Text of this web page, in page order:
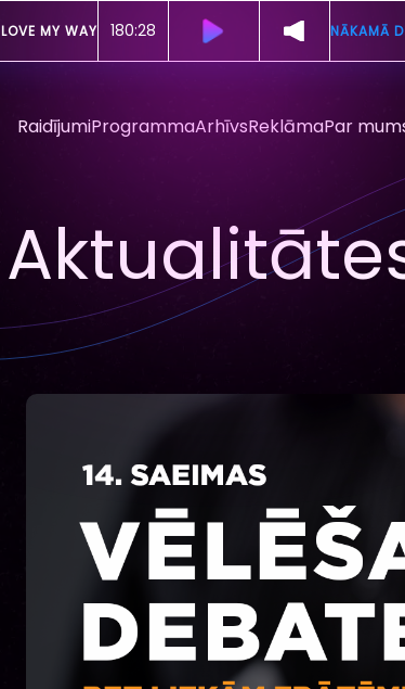
LOVE MY WAY 180:26 NĀKAMĀ
RaidījumiProgrammaArhīvsReklāmaPar